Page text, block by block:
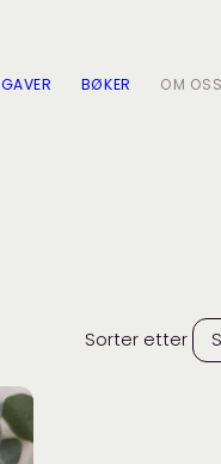
GAVER BØKER OM OSS
Sorter etter